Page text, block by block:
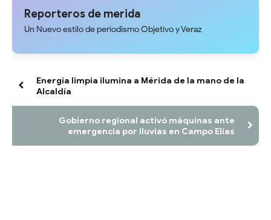
Reporteros de merida
Un Nuevo estilo de periodismo Objetivo y Veraz
Energía limpia ilumina a Mérida de la mano de la
Alcaldía
Gobierno regional activó máquinas ante
emergencia por lluvias en Campo Elías